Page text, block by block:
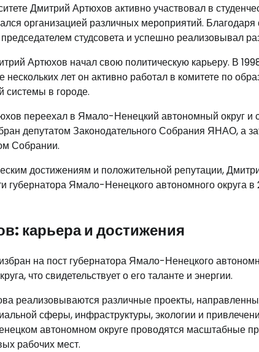
Дмитрий Артюхов активно участвовал в
организацией различных мероприятий.
студсовета и успешно реализовывал
Артюхов начал свою политическую карьеру. В
нескольких лет он активно работал в комитете по
системы в городе.
переехал в Ямало-Ненецкий автономный округ и
депутатом Законодательного Собрания ЯНАО, а
Собрании.
достижениям и положительной репутации,
Ямало-Ненецкого автономного округа в
карьера и достижения
на пост губернатора Ямало-Ненецкого
что свидетельствует о его таланте и энергии.
реализовываются различные проекты,
сферы, инфраструктуры, экологии и
автономном округе проводятся масштабные
рабочих мест.